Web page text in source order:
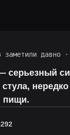
заметили давно ·
серьезный
стула,
пищи.